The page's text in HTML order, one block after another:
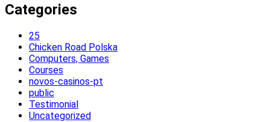
Categories
25
Chicken Road Polska
Computers, Games
Courses
novos-casinos-pt
public
Testimonial
Uncategorized